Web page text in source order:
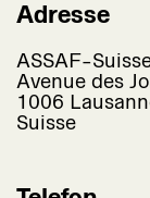
Adresse
ASSAF-
Avenue des
1006
Suisse